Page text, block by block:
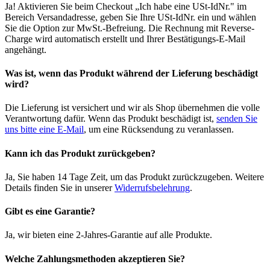
Ja! Aktivieren Sie beim Checkout „Ich habe eine USt-IdNr." im
Bereich Versandadresse, geben Sie Ihre USt-IdNr. ein und wählen
Sie die Option zur MwSt.-Befreiung. Die Rechnung mit Reverse-
Charge wird automatisch erstellt und Ihrer Bestätigungs-E-Mail
angehängt.
Was ist, wenn das Produkt während der Lieferung beschädigt
wird?
Die Lieferung ist versichert und wir als Shop übernehmen die volle
Verantwortung dafür. Wenn das Produkt beschädigt ist, senden Sie
uns bitte eine E-Mail, um eine Rücksendung zu veranlassen.
Kann ich das Produkt zurückgeben?
Ja, Sie haben 14 Tage Zeit, um das Produkt zurückzugeben. Weitere
Details finden Sie in unsererWiderrufsbelehrung.
Gibt es eine Garantie?
Ja, wir bieten eine 2-Jahres-Garantie auf alle Produkte.
Welche Zahlungsmethoden akzeptieren Sie?